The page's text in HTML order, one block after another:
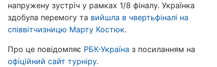
напружену зустріч у рамках 1/8 фіналу. Українка
здобула перемогу та вийшла в чвертьфіналі на
співвітчизницю Марту Костюк.
Про це повідомляє РБК-Україна з посиланням на
офіційний сайт турніру.